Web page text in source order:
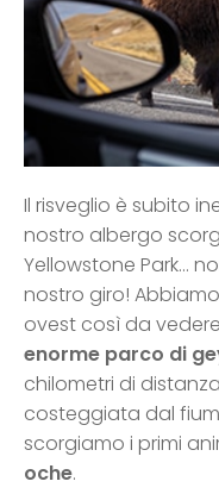
Il risveglio è subito
nostro albergo
Yellowstone Park…
nostro giro!
ovest così da
enorme parco di
chilometri di
costeggiata dal
scorgiamo i primi
oche.